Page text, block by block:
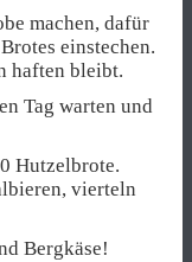
machen, dafür
einstechen.
haften bleibt.
Tag warten und
Hutzelbrote.
vierteln
Bergkäse!